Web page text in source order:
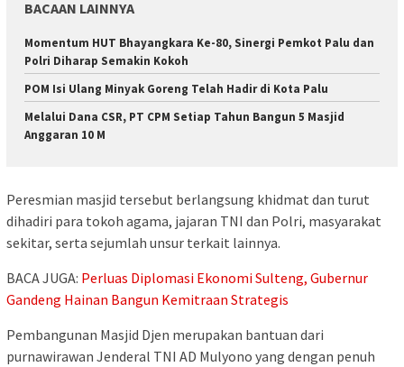
BACAAN LAINNYA
Momentum HUT Bhayangkara Ke-80, Sinergi Pemkot Palu dan
Polri Diharap Semakin Kokoh
POM Isi Ulang Minyak Goreng Telah Hadir di Kota Palu
Melalui Dana CSR, PT CPM Setiap Tahun Bangun 5 Masjid
Anggaran 10 M
Peresmian masjid tersebut berlangsung khidmat dan turut
dihadiri para tokoh agama, jajaran TNI dan Polri, masyarakat
sekitar, serta sejumlah unsur terkait lainnya.
BACA JUGA: Perluas Diplomasi Ekonomi Sulteng, Gubernur
Gandeng Hainan Bangun Kemitraan Strategis
Pembangunan Masjid Djen merupakan bantuan dari
purnawirawan Jenderal TNI AD Mulyono yang dengan penuh